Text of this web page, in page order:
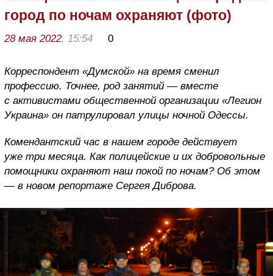
город по ночам охраняют (фото)
28 мая 2022, 15:54 0
Корреспондент «Думской» на время сменил
профессию. Точнее, род занятий — вместе
с активистами общественной организации «Легион
Украина» он патрулировал улицы ночной Одессы.
Комендантский час в нашем городе действует
уже три месяца. Как полицейские и их добровольные
помощники охраняют наш покой по ночам? Об этом
— в новом репортаже Сергея Диброва.